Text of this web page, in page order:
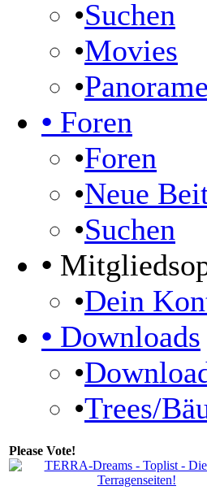
•Suchen
•Movies
•
• Foren
•Foren
•Neue
•Suchen
•
•Dein
• Downloads
•
•Trees/
Please Vote!